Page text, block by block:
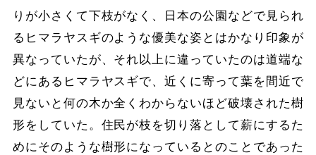
りが小さくて下枝がなく、日本の公園などで見られ
るヒマラヤスギのような優美な姿とはかなり印象が
異なっていたが、それ以上に違っていたのは道端な
どにあるヒマラヤスギで、近くに寄って葉を間近で
見ないと何の木か全くわからないほど破壊された樹
形をしていた。住民が枝を切り落として薪にするた
めにそのような樹形になっているとのことであった